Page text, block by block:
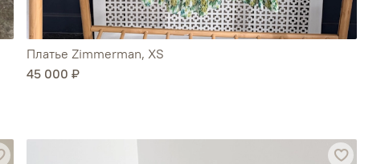
Платье Zimmerman, ХS
45 000 ₽